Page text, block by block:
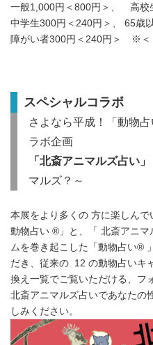
一般1,000円＜800円＞、 高
中学生300円＜240円＞、 65歳
障がい者300円＜240円＞ ※
スペシャルコラボ
さよなら平成！「動物
ラボ企画
「北斎アニマルズ占い」
マルズ？～
本展をより多くの 方に楽しん
動物占い ®」と、「 北斎アニ
ムを巻き起こした「動物占い®
だき、従来の 12 の動物占いキ
換え一覧でご覧いただける、フ
北斎アニマルズ占いであなたの
しみください。